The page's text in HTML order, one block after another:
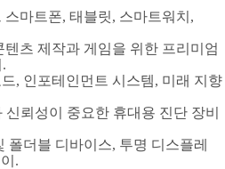
스마트폰, 태블릿, 스마트워치,
텐츠 제작과 게임을 위한 프리미엄
, 인포테인먼트 시스템, 미래 지향
신뢰성이 중요한 휴대용 진단 장비
폴더블 디바이스, 투명 디스플레
.